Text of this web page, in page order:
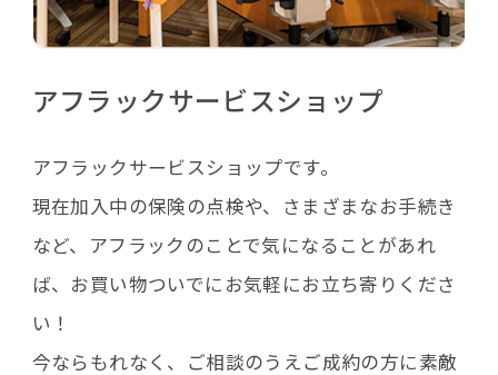
アフラックサービスショップ
アフラックサービスショップです。
現在加入中の保険の点検や、さまざまなお手続き
など、アフラックのことで気になることがあれ
ば、お買い物ついでにお気軽にお立ち寄りくださ
い！
今ならもれなく、ご相談のうえご成約の方に素敵